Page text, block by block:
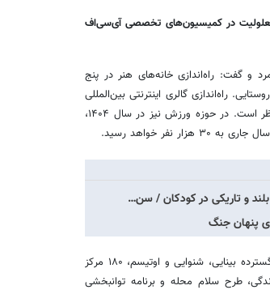
در کمیسیون‌های تخصصی آی‌سی‌اف
و گفت: راه‌اندازی خانه‌های هنر در پنج
مرکز به اتاق هنر. ایجاد ۱۴۳ پایگاه هنری روستایی. راه‌اندازی گالری اینترنتی بین‌المللی
برای عرضه آثار هنری و برگزاری جشنواره‌های تئاتر، قرآن، عترت و نماز مدنظر است. در حوزه ورزش نیز در سال ۱۴۰۴،
پنهان جنگ
حسینی با اشاره به توسعه خدمات پیشگیری گفت: علاوه بر غربالگری‌های گسترده بینایی، شنوایی و اوتیسم، ۱۸۰ مرکز
طرح سلام محله و برنامه توانبخشی